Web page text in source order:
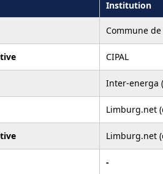
Institution
Commune
CIPAL
Inter-energa
Limburg.net
Limburg.net
-